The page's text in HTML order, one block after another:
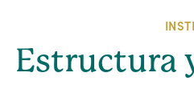
Estructura